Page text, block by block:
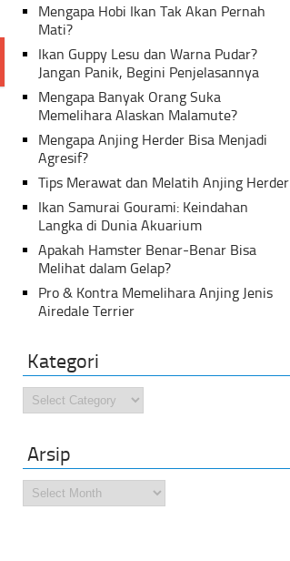
Mengapa Hobi Ikan Tak Akan Pernah
Mati?
Ikan Guppy Lesu dan Warna Pudar?
Jangan Panik, Begini Penjelasannya
Mengapa Banyak Orang Suka
Memelihara Alaskan Malamute?
Mengapa Anjing Herder Bisa Menjadi
Agresif?
Tips Merawat dan Melatih Anjing Herder
Ikan Samurai Gourami: Keindahan
Langka di Dunia Akuarium
Apakah Hamster Benar-Benar Bisa
Melihat dalam Gelap?
Pro & Kontra Memelihara Anjing Jenis
Airedale Terrier
Kategori
Kategori
Arsip
Arsip